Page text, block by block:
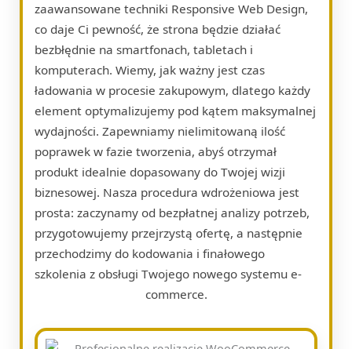
zaawansowane techniki Responsive Web Design,
co daje Ci pewność, że strona będzie działać
bezbłędnie na smartfonach, tabletach i
komputerach. Wiemy, jak ważny jest czas
ładowania w procesie zakupowym, dlatego każdy
element optymalizujemy pod kątem maksymalnej
wydajności. Zapewniamy nielimitowaną ilość
poprawek w fazie tworzenia, abyś otrzymał
produkt idealnie dopasowany do Twojej wizji
biznesowej. Nasza procedura wdrożeniowa jest
prosta: zaczynamy od bezpłatnej analizy potrzeb,
przygotowujemy przejrzystą ofertę, a następnie
przechodzimy do kodowania i finałowego
szkolenia z obsługi Twojego nowego systemu e-
commerce.